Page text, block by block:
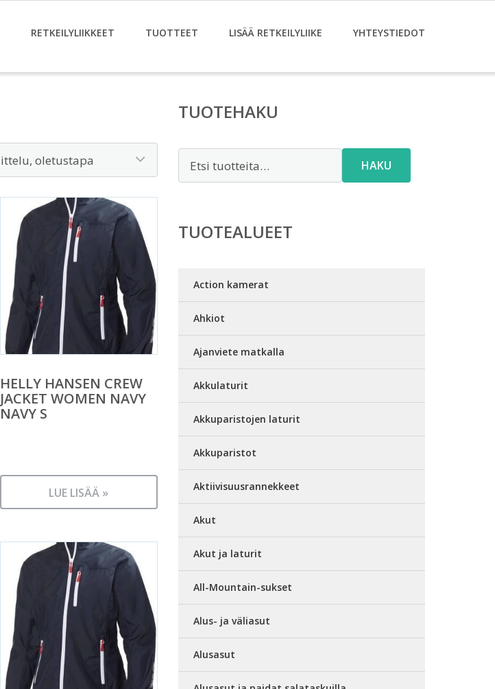
RETKEILYLIIKKEET TUOTTEET LISÄÄ RETKEILYLIIKE YHTEYSTIEDOT
HELLY HANSEN CREW
JACKET WOMEN NAVY
NAVY S
LUE LISÄÄ »
TUOTEHAKU
HAKU
TUOTEALUEET
Action kamerat
Ahkiot
Ajanviete matkalla
Akkulaturit
Akkuparistojen laturit
Akkuparistot
Aktiivisuusrannekkeet
Akut
Akut ja laturit
All-Mountain-sukset
Alus- ja väliasut
Alusasut